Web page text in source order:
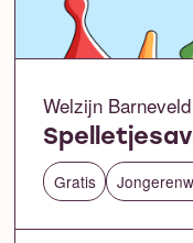
Welzijn Barneveld
Gratis